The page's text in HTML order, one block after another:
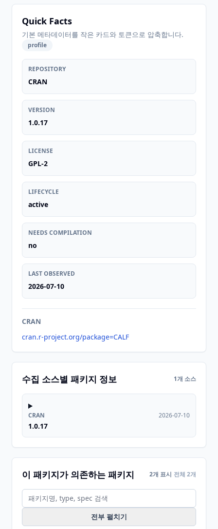
Quick Facts
기본 메타데이터를 작은 카드와 토큰으로 압축합니다.
profile
REPOSITORY
CRAN
VERSION
1.0.17
LICENSE
GPL-2
LIFECYCLE
active
NEEDS COMPILATION
no
LAST OBSERVED
2026-07-10
CRAN
cran.r-project.org/package=CALF
수집 소스별 패키지 정보 1개 소스
CRAN
1.0.17
2026-07-10
이 패키지가 의존하는 패키지 2개 표시 전체 2개
전부 펼치기